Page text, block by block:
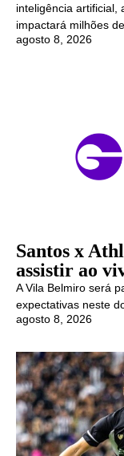
inteligência artificial,
impactará milhões
agosto 8, 2026
Santos x
assistir ao
A Vila Belmiro será
expectativas neste
agosto 8, 2026